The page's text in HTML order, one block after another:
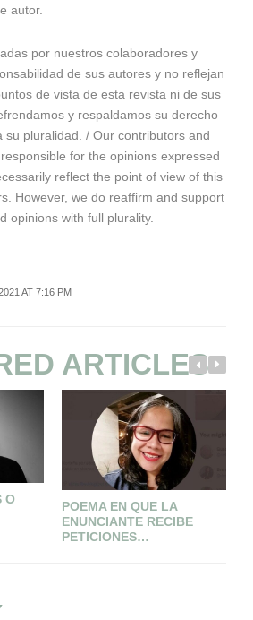
autor.
por nuestros colaboradores y
de sus autores y no reflejan
de vista de esta revista ni de sus
y respaldamos su derecho
su pluralidad. / Our contributors and
for the opinions expressed
reflect the point of view of this
However, we do reaffirm and support
opinions with full plurality.
AT 7:16 PM
ARTICLES
O
POEMA EN QUE LA
ENUNCIANTE RECIBE
PETICIONES…